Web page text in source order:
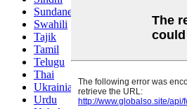
Sundanese
Swahili
Tajik
Tamil
Telugu
Thai
Ukrainian
Urdu